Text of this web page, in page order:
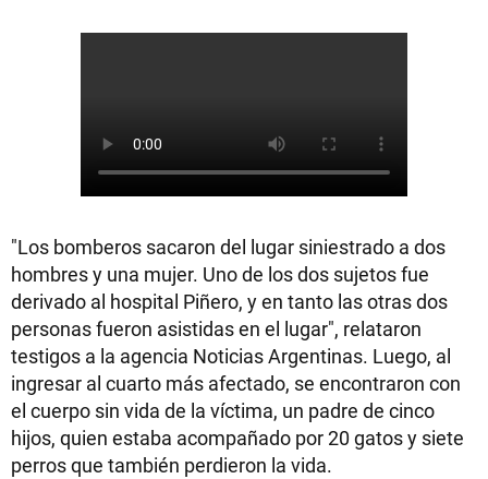
"Los bomberos sacaron del lugar siniestrado a dos
hombres y una mujer. Uno de los dos sujetos fue
derivado al hospital Piñero, y en tanto las otras dos
personas fueron asistidas en el lugar", relataron
testigos a la agencia Noticias Argentinas. Luego, al
ingresar al cuarto más afectado, se encontraron con
el cuerpo sin vida de la víctima, un padre de cinco
hijos, quien estaba acompañado por 20 gatos y siete
perros que también perdieron la vida.